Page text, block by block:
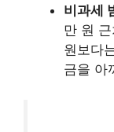
비과세
만 원
원보다
금을 아